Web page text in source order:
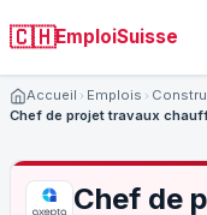
🇨🇭EmploiSuisse
Accueil Emplois
Chef de projet travaux
Chef de